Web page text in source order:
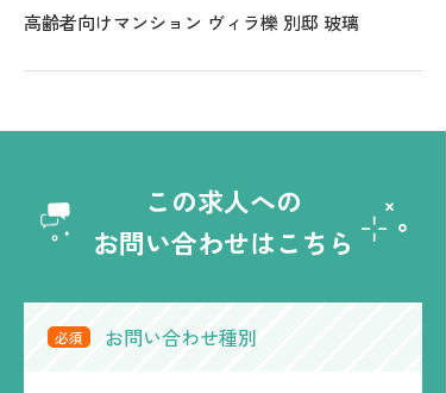
高齢者向けマンション ヴィラ櫟 別邸 玻璃
この求人への
お問い合わせはこちら
必須 お問い合わせ種別